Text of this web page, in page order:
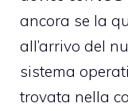
ancora se la
all’arrivo del
sistema
trovata nella